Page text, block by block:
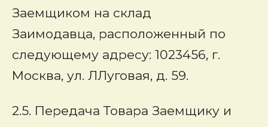
Заемщиком на склад
Заимодавца, расположенный по
следующему адресу: 1023456, г.
Москва, ул. ЛЛуговая, д. 59.
2.5. Передача Товара Заемщику и